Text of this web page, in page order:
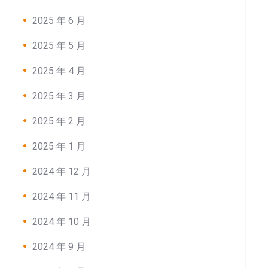
2025 年 6 月
2025 年 5 月
2025 年 4 月
2025 年 3 月
2025 年 2 月
2025 年 1 月
2024 年 12 月
2024 年 11 月
2024 年 10 月
2024 年 9 月